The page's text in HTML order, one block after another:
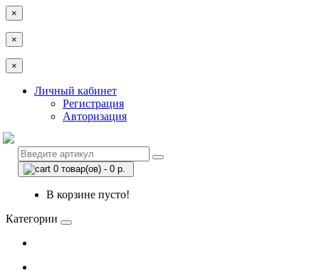
×
×
×
Личный кабинет
Регистрация
Авторизация
0 товар(ов) - 0 р.
В корзине пусто!
Категории